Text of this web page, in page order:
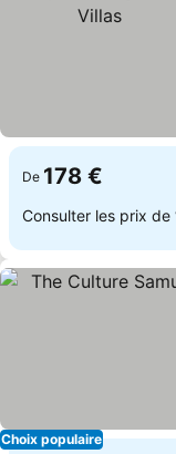
De 178 €
Consulter les prix de
Choix populaire